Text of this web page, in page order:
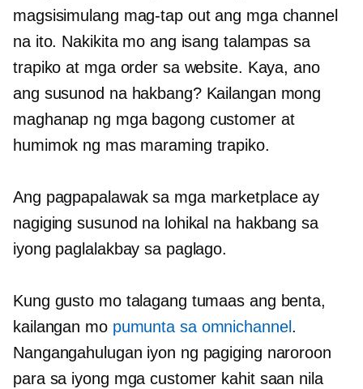
magsisimulang mag-tap out ang mga channel
na ito. Nakikita mo ang isang talampas sa
trapiko at mga order sa website. Kaya, ano
ang susunod na hakbang? Kailangan mong
maghanap ng mga bagong customer at
humimok ng mas maraming trapiko.
Ang pagpapalawak sa mga marketplace ay
nagiging susunod na lohikal na hakbang sa
iyong paglalakbay sa paglago.
Kung gusto mo talagang tumaas ang benta,
kailangan mo pumunta sa omnichannel .
Nangangahulugan iyon ng pagiging naroroon
para sa iyong mga customer kahit saan nila